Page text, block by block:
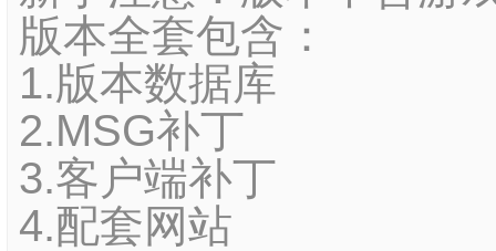
版本全套包含：
1.版本数据库
2.MSG补丁
3.客户端补丁
4.配套网站